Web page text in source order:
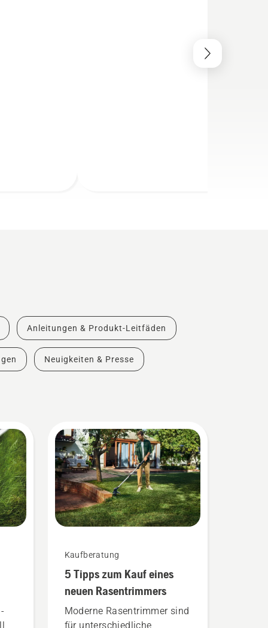
Anleitungen & Produkt-Leitfäden
Neuigkeiten & Presse
Kaufberatung
5 Tipps zum Kauf eines
neuen Rasentrimmers
Moderne Rasentrimmer sind
für unterschiedliche